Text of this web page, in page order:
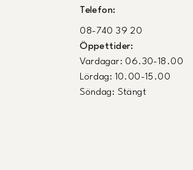
Telefon:
08-740 39 20
Öppettider:
Vardagar: 06.30-18.00
Lördag: 10.00-15.00
Söndag: Stängt